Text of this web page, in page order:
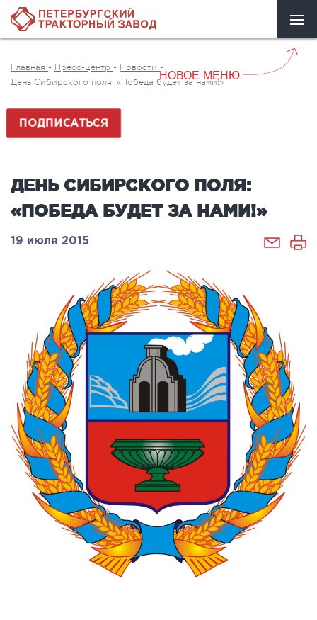
НОВОЕ МЕНЮ
Главная - Пресс-центр - Новости -
День Сибирского поля: «Победа будет за нами!»
ПОДПИСАТЬСЯ
ДЕНЬ СИБИРСКОГО ПОЛЯ:
«ПОБЕДА БУДЕТ ЗА НАМИ!»
19 июля 2015